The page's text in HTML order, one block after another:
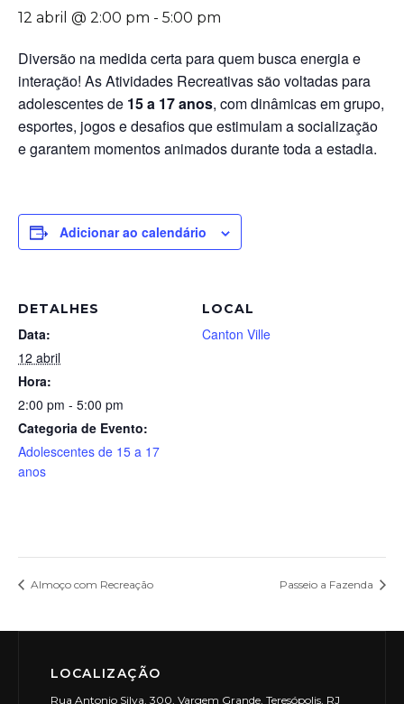
12 abril @ 2:00 pm - 5:00 pm
Diversão na medida certa para quem busca energia e
interação! As Atividades Recreativas são voltadas para
adolescentes de 15 a 17 anos, com dinâmicas em grupo,
esportes, jogos e desafios que estimulam a socialização
e garantem momentos animados durante toda a estadia.
Adicionar ao calendário
DETALHES
Data:
12 abril
Hora:
2:00 pm - 5:00 pm
Categoria de Evento:
Adolescentes de 15 a 17
anos
LOCAL
Canton Ville
Almoço com Recreação Passeio a Fazenda
LOCALIZAÇÃO
Rua Antonio Silva, 300, Vargem Grande, Teresópolis, RJ